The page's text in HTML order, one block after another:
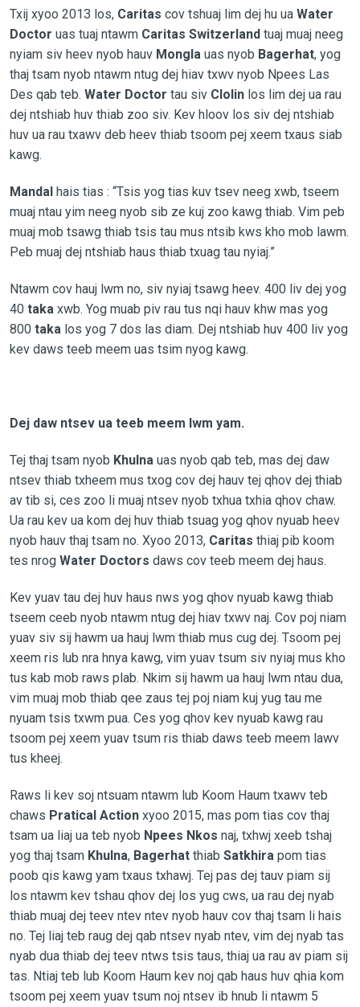
Txij xyoo 2013 los, Caritas cov tshuaj lim dej hu ua Water
Doctor uas tuaj ntawm Caritas Switzerlandtuaj muaj neeg
nyiam siv heev nyob hauv Monglauas nyob Bagerhat, yog
thaj tsam nyob ntawm ntug dej hiav txwv nyob Npees Las
Des qab teb. Water Doctor tau siv Clolinlos lim dej ua rau
dej ntshiab huv thiab zoo siv. Kev hloov los siv dej ntshiab
huv ua rau txawv deb heev thiab tsoom pej xeem txaus siab
kawg.
Mandal hais tias : “Tsis yog tias kuv tsev neeg xwb, tseem
muaj ntau yim neeg nyob sib ze kuj zoo kawg thiab. Vim peb
muaj mob tsawg thiab tsis tau mus ntsib kws kho mob lawm.
Peb muaj dej ntshiab haus thiab txuag tau nyiaj.”
Ntawm cov hauj lwm no, siv nyiaj tsawg heev. 400 liv dej yog
40 takaxwb. Yog muab piv rau tus nqi hauv khw mas yog
800 takalos yog 7 dos las diam. Dej ntshiab huv 400 liv yog
kev daws teeb meem uas tsim nyog kawg.
Dej daw ntsev ua teeb meem lwm yam.
Tej thaj tsam nyob Khulna uas nyob qab teb, mas dej daw
ntsev thiab txheem mus txog cov dej hauv tej qhov dej thiab
av tib si, ces zoo li muaj ntsev nyob txhua txhia qhov chaw.
Ua rau kev ua kom dej huv thiab tsuag yog qhov nyuab heev
nyob hauv thaj tsam no. Xyoo 2013, Caritas thiaj pib koom
tes nrog Water Doctors daws cov teeb meem dej haus.
Kev yuav tau dej huv haus nws yog qhov nyuab kawg thiab
tseem ceeb nyob ntawm ntug dej hiav txwv naj. Cov poj niam
yuav siv sij hawm ua hauj lwm thiab mus cug dej. Tsoom pej
xeem ris lub nra hnya kawg, vim yuav tsum siv nyiaj mus kho
tus kab mob raws plab. Nkim sij hawm ua hauj lwm ntau dua,
vim muaj mob thiab qee zaus tej poj niam kuj yug tau me
nyuam tsis txwm pua. Ces yog qhov kev nyuab kawg rau
tsoom pej xeem yuav tsum ris thiab daws teeb meem lawv
tus kheej.
Raws li kev soj ntsuam ntawm lub Koom Haum txawv teb
chaws Pratical Actionxyoo 2015, mas pom tias cov thaj
tsam ua liaj ua teb nyob Npees Nkos naj, txhwj xeeb tshaj
yog thaj tsam Khulna, Bagerhatthiab Satkhirapom tias
poob qis kawg yam txaus txhawj. Tej pas dej tauv piam sij
los ntawm kev tshau qhov dej los yug cws, ua rau dej nyab
thiab muaj dej teev ntev ntev nyob hauv cov thaj tsam li hais
no. Tej liaj teb raug dej qab ntsev nyab ntev, vim dej nyab tas
nyab dua thiab dej teev ntws tsis taus, thiaj ua rau av piam sij
tas. Ntiaj teb lub Koom Haum kev noj qab haus huv qhia kom
tsoom pej xeem yuav tsum noj ntsev ib hnub li ntawm 5